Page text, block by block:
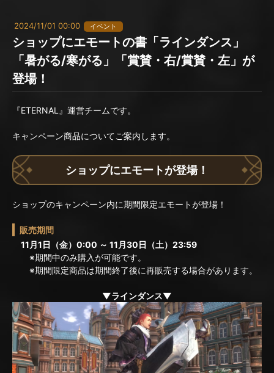
2024/11/01 00:00 イベント
ショップにエモートの書「ラインダンス」
「暑がる/寒がる」「賞賛・右/賞賛・左」が
登場！
『ETERNAL』運営チームです。
キャンペーン商品についてご案内します。
ショップにエモートが登場！
ショップのキャンペーン内に期間限定エモートが登場！
販売期間
11月1日（金）0:00 ～ 11月30日（土）23:59
※期間中のみ購入が可能です。
※期間限定商品は期間終了後に再販売する場合があります。
▼ラインダンス▼